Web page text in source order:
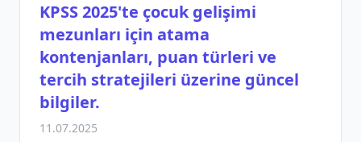
KPSS 2025'te çocuk gelişimi
mezunları için atama
kontenjanları, puan türleri ve
tercih stratejileri üzerine güncel
bilgiler.
11.07.2025